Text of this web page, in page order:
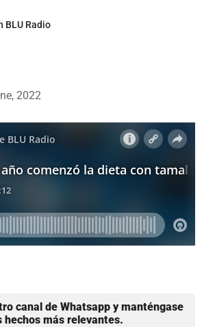
BLU Radio
2022
canal de Whatsapp y manténgase
hechos más relevantes.